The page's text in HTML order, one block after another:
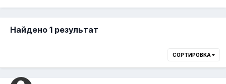
Найдено 1 результат
СОРТИРОВКА